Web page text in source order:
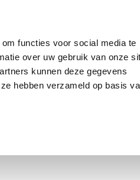
functies voor social media te
over uw gebruik van onze
kunnen deze gegevens
hebben verzameld op basis